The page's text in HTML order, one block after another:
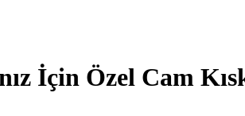
İçin Özel Cam